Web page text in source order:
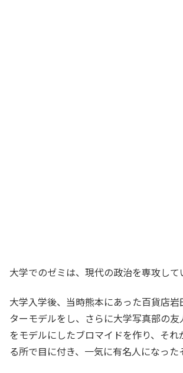
大学でのゼミは、現代の政治を専攻して
大学入学後、当時熊本にあった百貨店
ターモデルをし、さらに大学写真部の
をモデルにしたブロマイドを作り、そ
る所で目に付き、一気に有名人になった